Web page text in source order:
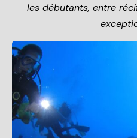
les débutants, entre